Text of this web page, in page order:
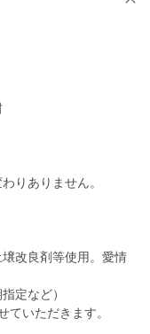
りありません。
改良剤等使用。愛情
定など）
ていただきます。